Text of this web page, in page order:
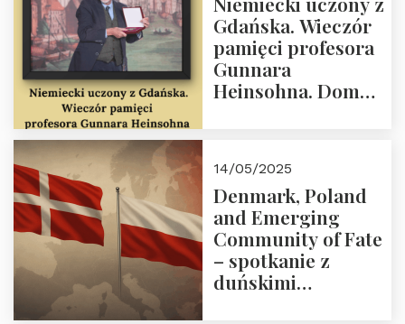
maja 2025 r. godz.
18:00.
Gdańska. Wieczór
pamięci profesora
Gunnara
Heinsohna. Dom
14/05/2025
Denmark, Poland
and Emerging
Community of Fate
– spotkanie z
duńskimi